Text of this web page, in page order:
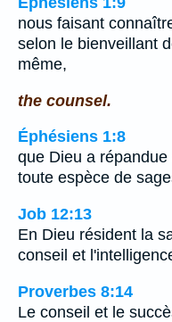
nous faisant
selon le bienveillant
même,
the counsel.
Éphésiens 1:8
que Dieu a
toute espèce de
Job 12:13
En Dieu résident la
conseil et
Proverbes 8:14
Le conseil et le